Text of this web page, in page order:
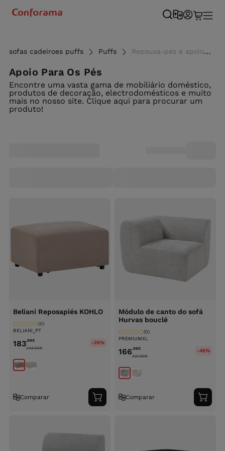
sofas cadeiroes puffs Puffs Repousa-pés e apoios para sofá - Conforama
Apoio Para Os Pés
Encontre uma vasta gama de mobiliário doméstico,
produtos de decoração, electrodomésticos e muito
mais no nosso site. Clique aqui para procurar um
produto!
Beliani Reposapiés KOHLO
BELIANI_PT
(0)
183,99€
248.99€
-25%
Comparar
Adicionar
ao
Módulo de canto do sofá
Hurvas bouclé
PREMIUMXL
(0)
166,99€
331.99€
-45%
Comparar
ao